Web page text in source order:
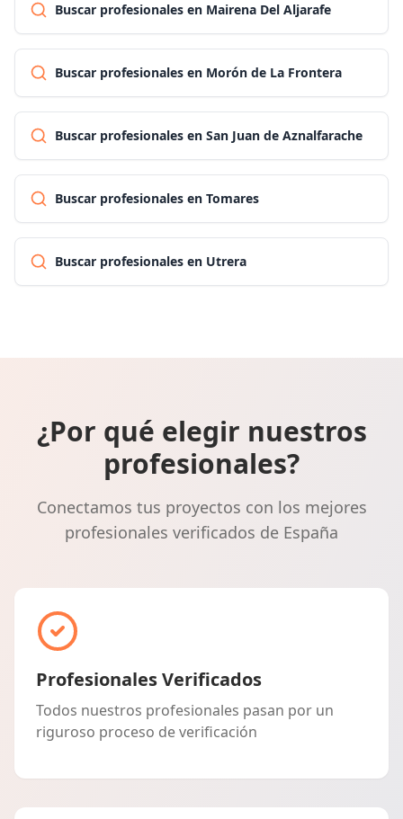
Buscar profesionales en Mairena Del Aljarafe
Buscar profesionales en Morón de La Frontera
Buscar profesionales en San Juan de Aznalfarache
Buscar profesionales en Tomares
Buscar profesionales en Utrera
¿Por qué elegir nuestros
profesionales?
Conectamos tus proyectos con los mejores
profesionales verificados de España
Profesionales Verificados
Todos nuestros profesionales pasan por un
riguroso proceso de verificación